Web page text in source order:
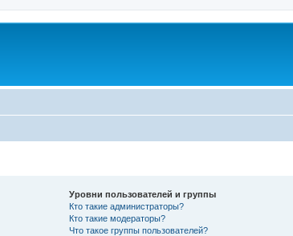
Уровни пользователей и группы
Кто такие администраторы?
Кто такие модераторы?
Что такое группы пользователей?